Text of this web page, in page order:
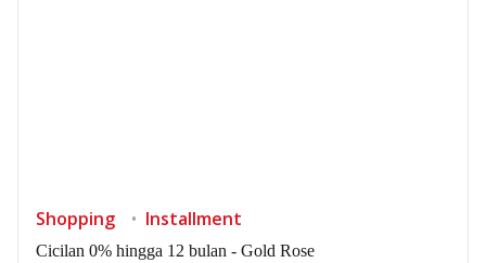
Shopping Installment
Cicilan 0% hingga 12 bulan - Gold Rose